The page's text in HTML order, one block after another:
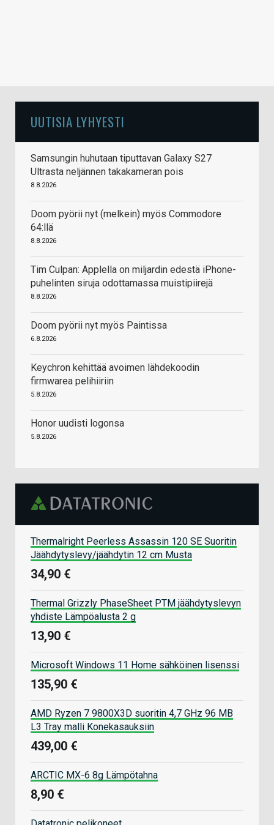
UUTISIA LYHYESTI
Samsungin huhutaan tiputtavan Galaxy S27
Ultrasta neljännen takakameran pois
8.8.2026
Doom pyörii nyt (melkein) myös Commodore
64:llä
8.8.2026
Tim Culpan: Applella on miljardin edestä iPhone-
puhelinten siruja odottamassa muistipiirejä
8.8.2026
Doom pyörii nyt myös Paintissa
6.8.2026
Keychron kehittää avoimen lähdekoodin
firmwarea pelihiiriin
5.8.2026
Honor uudisti logonsa
5.8.2026
Thermalright Peerless Assassin 120 SE Suoritin
Jäähdytyslevy/jäähdytin 12 cm Musta
34,90 €
Thermal Grizzly PhaseSheet PTM jäähdytyslevyn
yhdiste Lämpöalusta 2 g
13,90 €
Microsoft Windows 11 Home sähköinen lisenssi
135,90 €
AMD Ryzen 7 9800X3D suoritin 4,7 GHz 96 MB
L3 Tray malli Konekasauksiin
439,00 €
ARCTIC MX-6 8g Lämpötahna
8,90 €